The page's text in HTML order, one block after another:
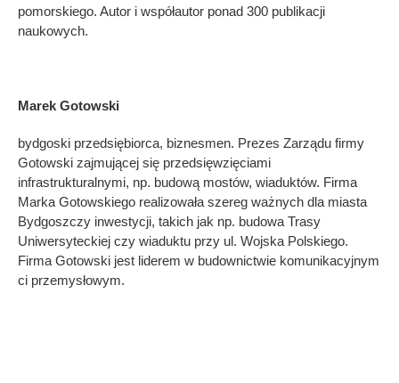
pomorskiego. Autor i współautor ponad 300 publikacji
naukowych.
Marek Gotowski
bydgoski przedsiębiorca, biznesmen. Prezes Zarządu firmy
Gotowski zajmującej się przedsięwzięciami
infrastrukturalnymi, np. budową mostów, wiaduktów. Firma
Marka Gotowskiego realizowała szereg ważnych dla miasta
Bydgoszczy inwestycji, takich jak np. budowa Trasy
Uniwersyteckiej czy wiaduktu przy ul. Wojska Polskiego.
Firma Gotowski jest liderem w budownictwie komunikacyjnym
ci przemysłowym.